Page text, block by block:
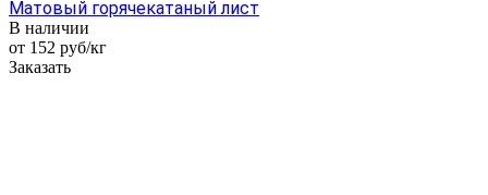
Матовый горячекатаный лист
В наличии
от 152 руб/кг
Заказать